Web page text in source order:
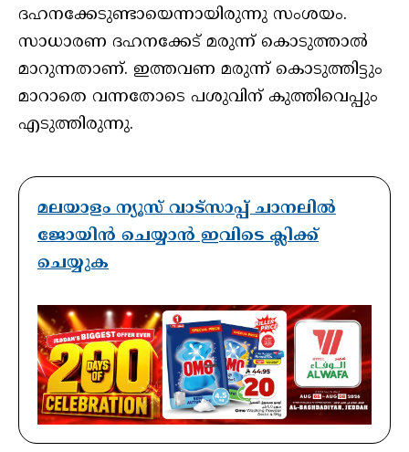
ദഹനക്കേടുണ്ടായെന്നായിരുന്നു സംശയം.
സാധാരണ ദഹനക്കേട് മരുന്ന് കൊടുത്താൽ
മാറുന്നതാണ്. ഇത്തവണ മരുന്ന് കൊടുത്തിട്ടും
മാറാതെ വന്നതോടെ പശുവിന് കുത്തിവെപ്പും
എടുത്തിരുന്നു.
മലയാളം ന്യൂസ് വാട്സാപ്പ് ചാനലിൽ
ജോയിൻ ചെയ്യാൻ ഇവിടെ ക്ലിക്ക്
ചെയ്യുക